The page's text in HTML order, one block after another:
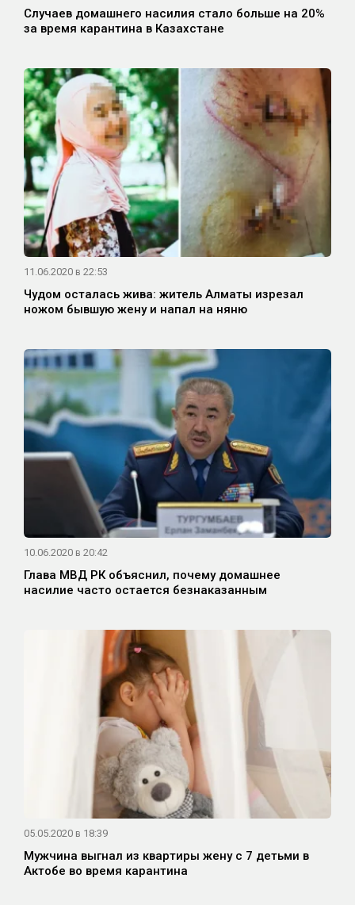
Случаев домашнего насилия стало больше на 20%
за время карантина в Казахстане
11.06.2020 в 22:53
Чудом осталась жива: житель Алматы изрезал
ножом бывшую жену и напал на няню
10.06.2020 в 20:42
Глава МВД РК объяснил, почему домашнее
насилие часто остается безнаказанным
05.05.2020 в 18:39
Мужчина выгнал из квартиры жену с 7 детьми в
Актобе во время карантина